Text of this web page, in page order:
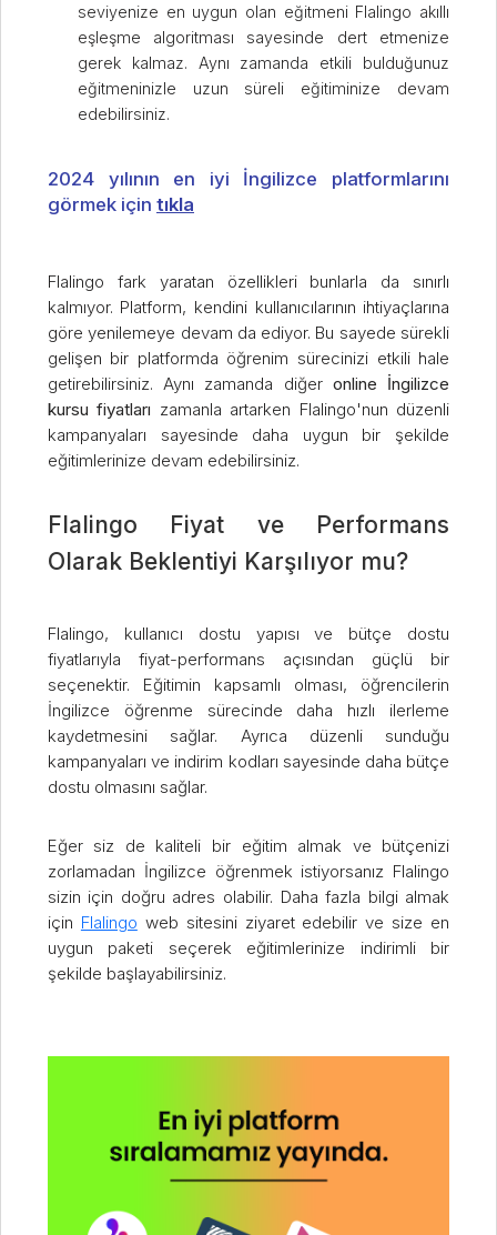
seviyenize en uygun olan eğitmeni Flalingo akıllı
eşleşme algoritması sayesinde dert etmenize
gerek kalmaz. Aynı zamanda etkili bulduğunuz
eğitmeninizle uzun süreli eğitiminize devam
edebilirsiniz.
2024 yılının en iyi İngilizce platformlarını
görmek için tıkla
Flalingo fark yaratan özellikleri bunlarla da sınırlı
kalmıyor. Platform, kendini kullanıcılarının ihtiyaçlarına
göre yenilemeye devam da ediyor. Bu sayede sürekli
gelişen bir platformda öğrenim sürecinizi etkili hale
getirebilirsiniz. Aynı zamanda diğer online İngilizce
kursu fiyatları zamanla artarken Flalingo'nun düzenli
kampanyaları sayesinde daha uygun bir şekilde
eğitimlerinize devam edebilirsiniz.
Flalingo Fiyat ve Performans
Olarak Beklentiyi Karşılıyor mu?
Flalingo, kullanıcı dostu yapısı ve bütçe dostu
fiyatlarıyla fiyat-performans açısından güçlü bir
seçenektir. Eğitimin kapsamlı olması, öğrencilerin
İngilizce öğrenme sürecinde daha hızlı ilerleme
kaydetmesini sağlar. Ayrıca düzenli sunduğu
kampanyaları ve indirim kodları sayesinde daha bütçe
dostu olmasını sağlar.
Eğer siz de kaliteli bir eğitim almak ve bütçenizi
zorlamadan İngilizce öğrenmek istiyorsanız Flalingo
sizin için doğru adres olabilir. Daha fazla bilgi almak
için Flalingo web sitesini ziyaret edebilir ve size en
uygun paketi seçerek eğitimlerinize indirimli bir
şekilde başlayabilirsiniz.